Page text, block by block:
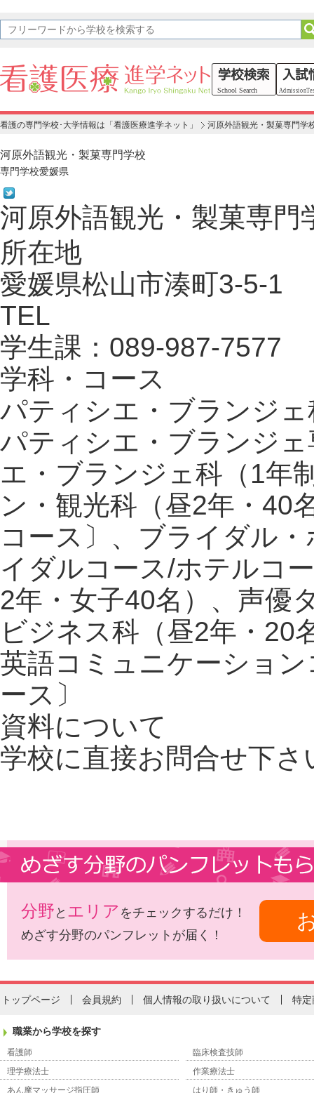
看護の専門学校･大学情報は「看護医療進学ネット」 河原外語観光・製菓専門学
河原外語観光・製菓専門学校
専門学校愛媛県
河原外語観光・製菓専門
所在地
愛媛県松山市湊町3-5-1
TEL
学生課：089-987-7577
学科・コース
パティシエ・ブランジ
パティシエ・ブランジ
エ・ブランジェ科（1年
ン・観光科（昼2年・40
コース〕、ブライダル
イダルコース/ホテルコ
2年・女子40名）、声優
ビジネス科（昼2年・20
英語コミュニケーショ
ース〕
資料について
学校に直接お問合せ下さ
分野 と エリア をチェックするだけ！
めざす分野のパンフレットが届く！
トップページ 会員規約 個人情報の取り扱いについて 特定
職業から学校を探す
看護師
臨床検査技師
理学療法士
作業療法士
あん摩マッサージ指圧師
はり師・きゅう師